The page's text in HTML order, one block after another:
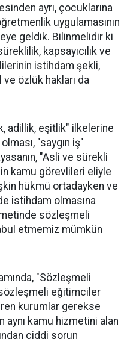
ayrı, çocuklarına
uygulamasının
geldik. Bilinmelidir ki
kapsayıcılık ve
istihdam şekli,
ve özlük hakları da
adillik, eşitlik" ilkelerine
"saygın iş"
"Asli ve sürekli
kamu görevlileri eliyle
hükmü ortadayken ve
istihdam olmasına
sözleşmeli
etmemiz mümkün
"Sözleşmeli
eğitimciler
kurumlar gerekse
kamu hizmetini alan
ciddi sorun